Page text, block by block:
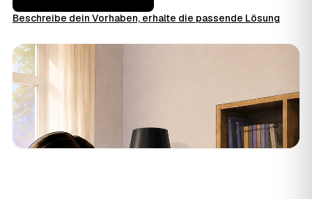
Beschreibe dein Vorhaben, erhalte die passende Lösung